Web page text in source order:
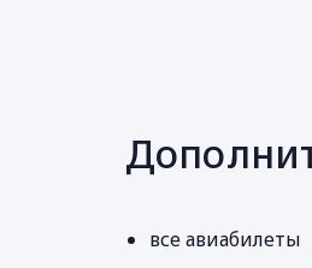
все авиабилеты